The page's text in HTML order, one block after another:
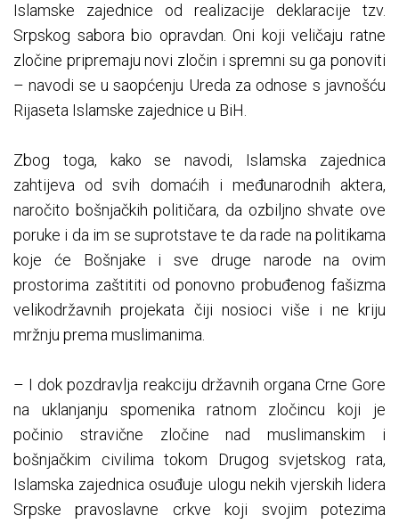
Islamske zajednice od realizacije deklaracije tzv.
Srpskog sabora bio opravdan. Oni koji veličaju ratne
zločine pripremaju novi zločin i spremni su ga ponoviti
– navodi se u saopćenju Ureda za odnose s javnošću
Rijaseta Islamske zajednice u BiH.
Zbog toga, kako se navodi, Islamska zajednica
zahtijeva od svih domaćih i međunarodnih aktera,
naročito bošnjačkih političara, da ozbiljno shvate ove
poruke i da im se suprotstave te da rade na politikama
koje će Bošnjake i sve druge narode na ovim
prostorima zaštititi od ponovno probuđenog fašizma
velikodržavnih projekata čiji nosioci više i ne kriju
mržnju prema muslimanima.
– I dok pozdravlja reakciju državnih organa Crne Gore
na uklanjanju spomenika ratnom zločincu koji je
počinio stravične zločine nad muslimanskim i
bošnjačkim civilima tokom Drugog svjetskog rata,
Islamska zajednica osuđuje ulogu nekih vjerskih lidera
Srpske pravoslavne crkve koji svojim potezima